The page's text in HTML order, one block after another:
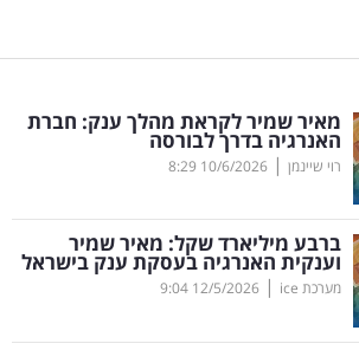
מאיר שמיר לקראת מהלך ענק: חברת
האנרגיה בדרך לבורסה
רוי שיינמן |
10/6/2026
8:29
ברבע מיליארד שקל: מאיר שמיר
וענקית האנרגיה בעסקת ענק בישראל
מערכת ice |
12/5/2026
9:04